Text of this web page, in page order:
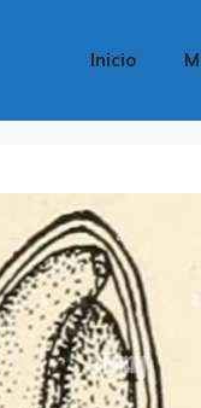
Inicio